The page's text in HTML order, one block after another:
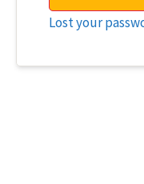
Lost your